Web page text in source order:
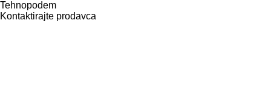
Tehnopodem
Kontaktirajte prodavca